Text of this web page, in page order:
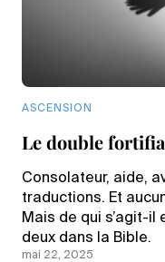
ASCENSION
Le double
Consolateur, aide,
traductions. Et
Mais de qui s’agit-il
deux dans la Bible.
mai 22, 2025